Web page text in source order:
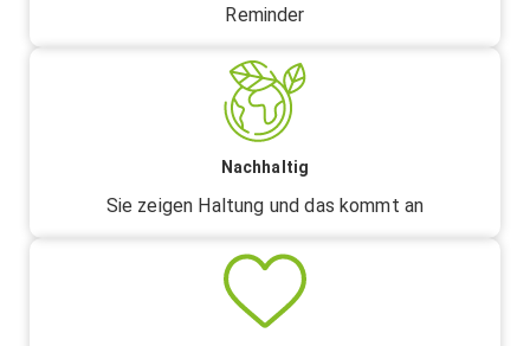
Reminder
Nachhaltig
Sie zeigen Haltung und das kommt an